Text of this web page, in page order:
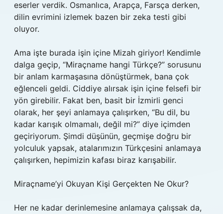
eserler verdik. Osmanlıca, Arapça, Farsça derken,
dilin evrimini izlemek bazen bir zeka testi gibi
oluyor.
Ama işte burada işin içine Mizah giriyor! Kendimle
dalga geçip, “Miraçname hangi Türkçe?” sorusunu
bir anlam karmaşasına dönüştürmek, bana çok
eğlenceli geldi. Ciddiye alırsak işin içine felsefi bir
yön girebilir. Fakat ben, basit bir İzmirli genci
olarak, her şeyi anlamaya çalışırken, “Bu dil, bu
kadar karışık olmamalı, değil mi?” diye içimden
geçiriyorum. Şimdi düşünün, geçmişe doğru bir
yolculuk yapsak, atalarımızın Türkçesini anlamaya
çalışırken, hepimizin kafası biraz karışabilir.
Miraçname’yi Okuyan Kişi Gerçekten Ne Okur?
Her ne kadar derinlemesine anlamaya çalışsak da,